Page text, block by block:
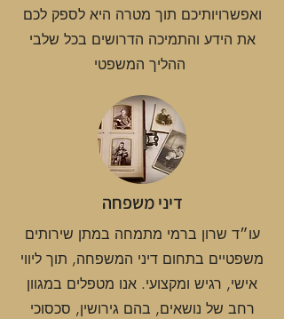
ואפשרויותיכם תוך מטרה היא לספק לכם
את הידע והתמיכה הדרושים בכל שלבי
דיני משפחה
עו״ד שרון ברמי מתמחה במתן שירותים
משפטיים בתחום דיני המשפחה, תוך ליווי
אישי, רגיש ומקצועי. אנו מטפלים במגוון
רחב של נושאים, בהם גירושין, סכסוכי